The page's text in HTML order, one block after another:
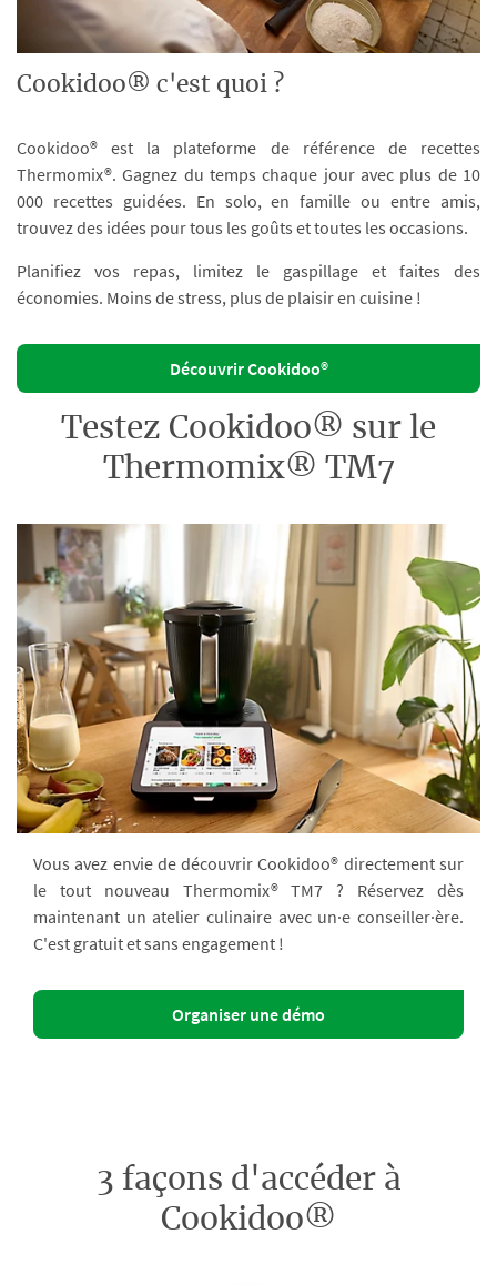
Cookidoo® c'est quoi ?
Cookidoo® est la plateforme de référence de recettes
Thermomix®. Gagnez du temps chaque jour avec plus de 10
000 recettes guidées. En solo, en famille ou entre amis,
trouvez des idées pour tous les goûts et toutes les occasions.
Planifiez vos repas, limitez le gaspillage et faites des
économies. Moins de stress, plus de plaisir en cuisine !
Découvrir Cookidoo®
Testez Cookidoo® sur le
Thermomix® TM7
Vous avez envie de découvrir Cookidoo® directement sur
le tout nouveau Thermomix® TM7 ? Réservez dès
maintenant un atelier culinaire avec un·e conseiller·ère.
C'est gratuit et sans engagement !
Organiser une démo
3 façons d'accéder à
Cookidoo®